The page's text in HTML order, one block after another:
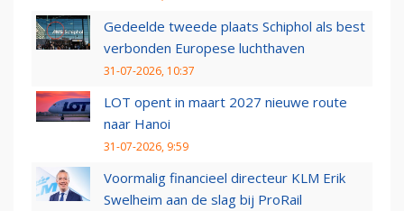
Gedeelde tweede plaats Schiphol als best
verbonden Europese luchthaven
31-07-2026, 10:37
LOT opent in maart 2027 nieuwe route
naar Hanoi
31-07-2026, 9:59
Voormalig financieel directeur KLM Erik
Swelheim aan de slag bij ProRail